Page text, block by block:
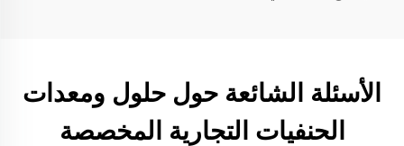
الأسئلة الشائعة حول حلول ومعدات
الحنفيات التجارية المخصصة